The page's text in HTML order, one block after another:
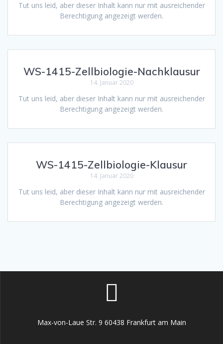
Tut uns leid, aber dieser Inhalt kann nur mit ausreichender
Berechtigung angezeigt werden.
WS-1415-Zellbiologie-Nachklausur
14. Januar 2020
Tut uns leid, aber dieser Inhalt kann nur mit ausreichender
Berechtigung angezeigt werden.
WS-1415-Zellbiologie-Klausur
14. Januar 2020
Tut uns leid, aber dieser Inhalt kann nur mit ausreichender
Berechtigung angezeigt werden.
Max-von-Laue Str. 9 60438 Frankfurt am Main